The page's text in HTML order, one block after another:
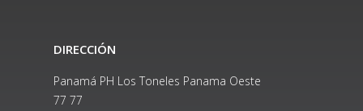
DIRECCIÓN
Panamá PH Los Toneles Panama Oeste
77 77